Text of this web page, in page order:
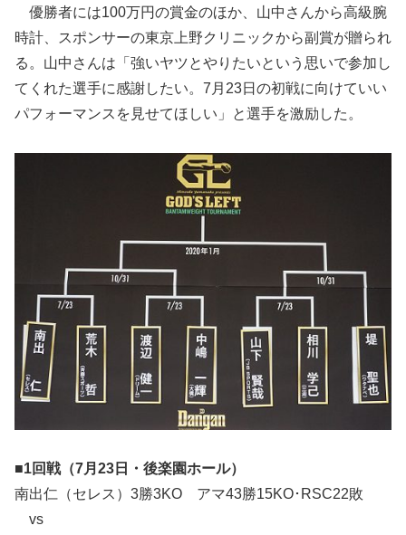
優勝者には100万円の賞金のほか、山中さんから高級腕
時計、スポンサーの東京上野クリニックから副賞が贈られ
る。山中さんは「強いヤツとやりたいという思いで参加し
てくれた選手に感謝したい。7月23日の初戦に向けていい
パフォーマンスを見せてほしい」と選手を激励した。
■1回戦（7月23日・後楽園ホール）
南出仁（セレス）3勝3KO アマ43勝15KO･RSC22敗
vs